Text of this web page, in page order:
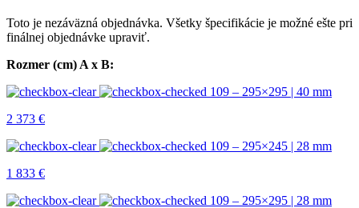
Toto je nezáväzná objednávka. Všetky špecifikácie je možné ešte pri
finálnej objednávke upraviť.
Rozmer (cm) A x B:
109 – 295×295 | 40 mm
2 373 €
109 – 295×245 | 28 mm
1 833 €
109 – 295×295 | 28 mm